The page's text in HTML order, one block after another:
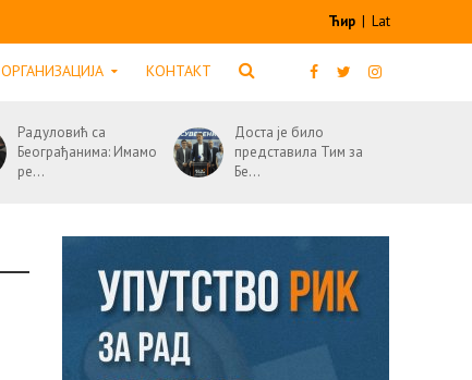
Ћир | Lat
ОРГАНИЗАЦИЈА КОНТАКТ
Радуловић са
Београђанима: Имамо
ре...
Доста је било
представила Тим за
Бе...